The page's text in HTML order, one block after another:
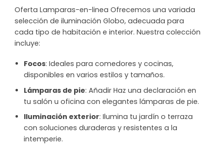
Oferta Lamparas-en-linea Ofrecemos una variada
selección de iluminación Globo, adecuada para
cada tipo de habitación e interior. Nuestra colección
incluye:
Focos: Ideales para comedores y cocinas,
disponibles en varios estilos y tamaños.
Lámparas de pie: Añadir Haz una declaración en
tu salón u oficina con elegantes lámparas de pie.
Iluminación exterior: Ilumina tu jardín o terraza
con soluciones duraderas y resistentes a la
intemperie.